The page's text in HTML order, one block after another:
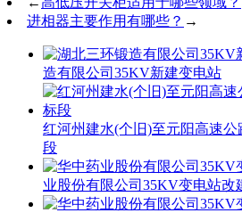
进相器主要作用有哪些？ →
造有限公司35KV新建变电站
红河州建水(个旧)至元阳高速
段
业股份有限公司35KV变电站改